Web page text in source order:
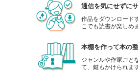
通信を気にせずに
作品をダウンロード
こでも読書が楽しめ
本棚を作って本の
ジャンルや作家ごと
て、鍵もかけられます